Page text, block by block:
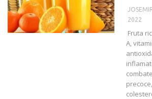
2022
Fruta
A,